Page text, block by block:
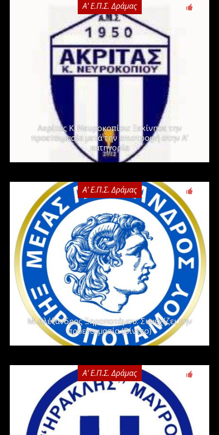
Α' Ε.Π.Σ. Δράμας
Ακρίτας Κ. Νευροκοπίου: Ξεκίνησε την
προετοιμασία μετά την επιστροφή στην Α’
κατηγορία
Α' Ε.Π.Σ. Δράμας
Μ. Αλέξανδρος Ξηροποτάμου: Συνεχίζει την
προετοιμασία (Βίντεο)
Α' Ε.Π.Σ. Δράμας